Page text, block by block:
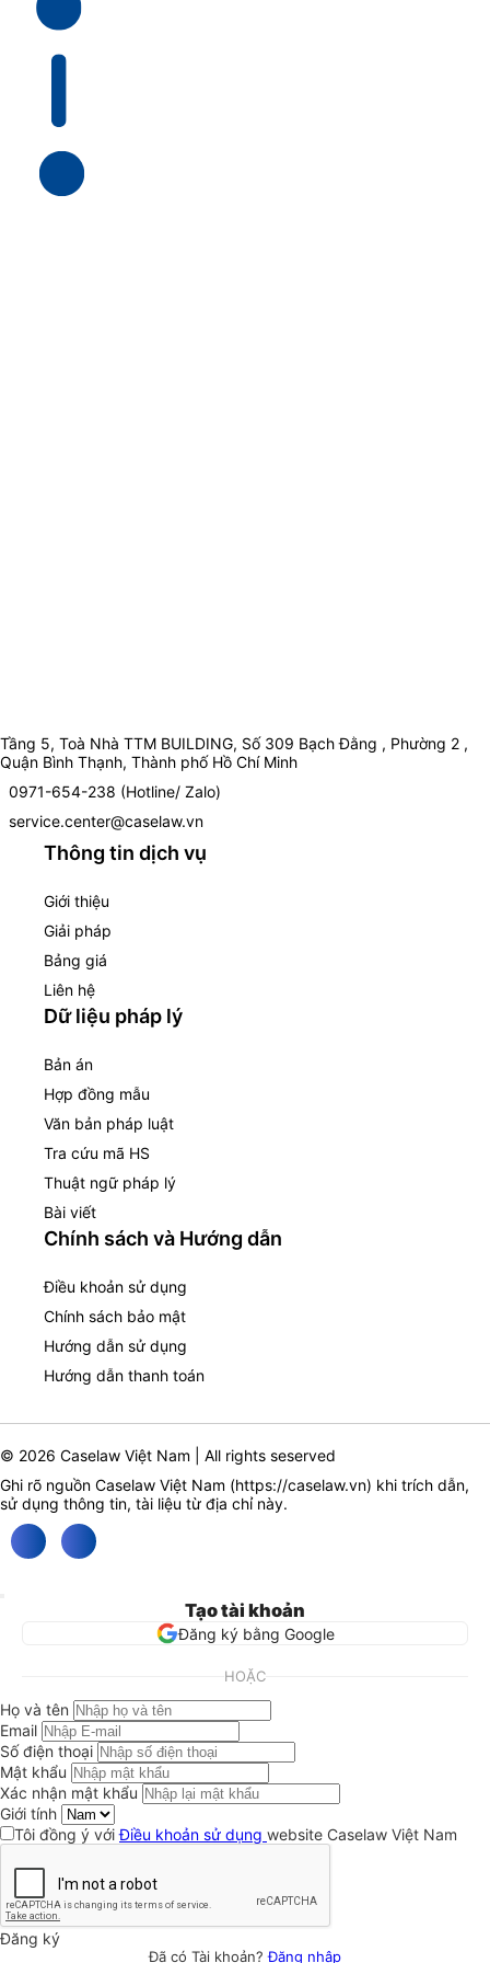
Tầng 5, Toà Nhà TTM BUILDING, Số 309 Bạch Đằng , Phường 2 ,
Quận Bình Thạnh, Thành phố Hồ Chí Minh
0971-654-238 (Hotline/ Zalo)
service.center@caselaw.vn
Thông tin dịch vụ
Giới thiệu
Giải pháp
Bảng giá
Liên hệ
Dữ liệu pháp lý
Bản án
Hợp đồng mẫu
Văn bản pháp luật
Tra cứu mã HS
Thuật ngữ pháp lý
Bài viết
Chính sách và Hướng dẫn
Điều khoản sử dụng
Chính sách bảo mật
Hướng dẫn sử dụng
Hướng dẫn thanh toán
© 2026 Caselaw Việt Nam | All rights seserved
Ghi rõ nguồn Caselaw Việt Nam (https://caselaw.vn) khi trích dẫn,
sử dụng thông tin, tài liệu từ địa chỉ này.
Tạo tài khoản
Đăng ký bằng Google
HOẶC
Họ và tên
Email
Số điện thoại
Mật khẩu
Xác nhận mật khẩu
Giới tính
Tôi đồng ý vớiĐiều khoản sử dụng website Caselaw Việt Nam
Đăng ký
Đã có Tài khoản?Đăng nhập